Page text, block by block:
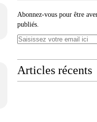
Abonnez-vous pour être
publiés.
Articles récents